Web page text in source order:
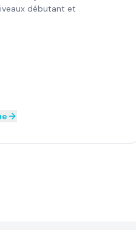
débutant et